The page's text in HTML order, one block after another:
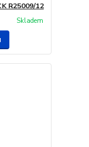
R25009/12
Skladem